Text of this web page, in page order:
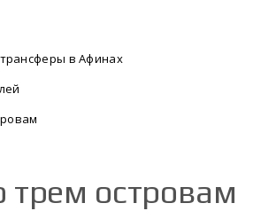
в Афинах
трем островам